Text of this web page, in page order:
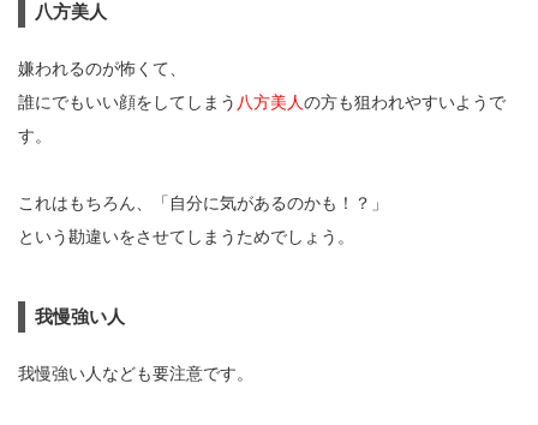
八方美人
嫌われるのが怖くて、
誰にでもいい顔をしてしまう 八方美人の方も狙われやすいようで
す。
これはもちろん、「自分に気があるのかも！？」
という勘違いをさせてしまうためでしょう。
我慢強い人
我慢強い人なども要注意です。